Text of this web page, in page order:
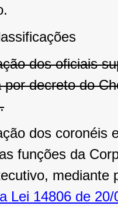
dos oficiais
decreto do
dos coronéis
funções da
mediante
Lei 14806 de 20/